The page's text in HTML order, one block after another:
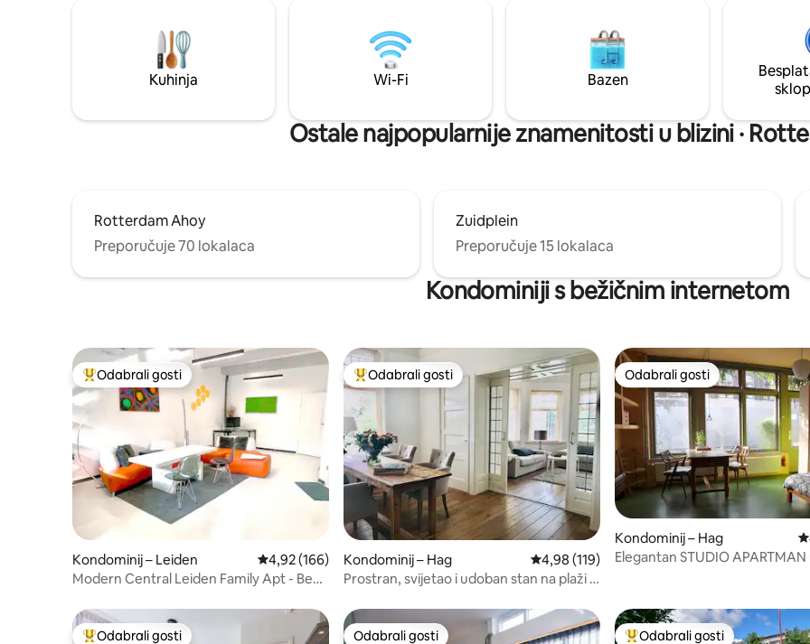
20 minuta biciklom do centra grada. 🚲
Dva bicikla dostupna za najam. 👶 Sadržaji
prikladni za bebe dostupni su na zahtjev
dostupan popust, slobodno nam se
obratite. Na raspolaganju su nam
besplatni bicikli! / Besplatno parkiralište
Euromastom i parkom
minuta hoda. - Dolazak na daljinu –
dezinfekcija prije i nakon
Kuhinja Wi-Fi Bazen
Ostale najpopularnije znamenitosti u blizini ·
Rotterdam Ahoy
Preporučuje 70 lokalaca
Zuidplein
Preporučuje 15 lokalaca
Kondominiji s bežičnim internetom
Među najviše rangiranima s oznakom „Odabrali gosti”
Odabrali gosti
Kondominij – Leiden Prosječna ocjena: 4,92/5, recenzija: 166
4,92 (166)
Modern Central Leiden Family Apt - Beds
Među najviše rangiranima s oznakom „Odabrali gosti”
Odabrali gosti
Kondominij – Hag Prosječna ocjena: 4,98/5, recenzija: 119
4,98 (119)
Prostran, svijetao i udoban stan na plaži i
Odabrali gosti
Odabrali gosti
Kondominij – Hag
Elegantan STUDIO
Odabrali gosti Odabrali gosti Odabrali gosti